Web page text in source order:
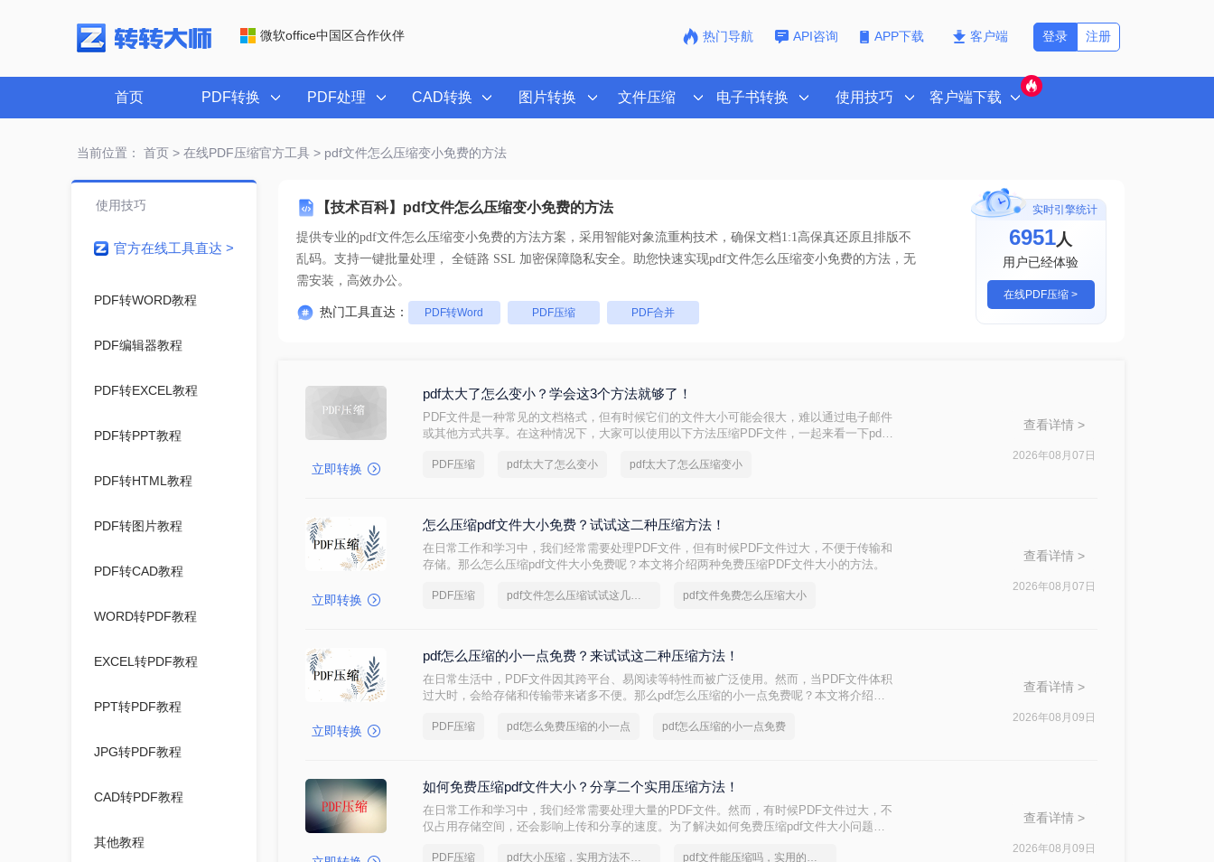
微软office中国区合作伙伴 热门导航 API咨询 APP下载 客户端 注册
登录
首页 PDF转换 PDF处理 CAD转换 图片转换 文件压缩 电子书转换 使用技巧 客户端下载
当前位置： 首页> 在线PDF压缩官方工具> pdf文件怎么压缩变小免费的方法
【技术百科】pdf文件怎么压缩变小免费的方法
提供专业的pdf文件怎么压缩变小免费的方法方案，采用智能对象流重构技术，确保文档1:1高保真还原且排版不
乱码。支持一键批量处理， 全链路 SSL 加密保障隐私安全。助您快速实现pdf文件怎么压缩变小免费的方法，无
需安装，高效办公。
热门工具直达： PDF转Word PDF压缩 PDF合并
实时引擎统计
6951人
用户已经体验
在线PDF压缩 >
使用技巧
官方在线工具直达 >
PDF转WORD教程
PDF编辑器教程
PDF转EXCEL教程
PDF转PPT教程
PDF转HTML教程
PDF转图片教程
PDF转CAD教程
WORD转PDF教程
EXCEL转PDF教程
PPT转PDF教程
JPG转PDF教程
CAD转PDF教程
其他教程
立即转换
pdf太大了怎么变小？学会这3个方法就够了！
PDF文件是一种常见的文档格式，但有时候它们的文件大小可能会很大，难以通过电子邮件
或其他方式共享。在这种情况下，大家可以使用以下方法压缩PDF文件，一起来看一下pdf
PDF压缩 pdf太大了怎么变小 pdf太大了怎么压缩变小
查看详情 >
2026年08月07日
立即转换
怎么压缩pdf文件大小免费？试试这二种压缩方法！
在日常工作和学习中，我们经常需要处理PDF文件，但有时候PDF文件过大，不便于传输和
存储。那么怎么压缩pdf文件大小免费呢？本文将介绍两种免费压缩PDF文件大小的方法。
PDF压缩 pdf文件怎么压缩试试这几个方法 pdf文件免费怎么压缩大小
查看详情 >
2026年08月07日
立即转换
pdf怎么压缩的小一点免费？来试试这二种压缩方法！
在日常生活中，PDF文件因其跨平台、易阅读等特性而被广泛使用。然而，当PDF文件体积
过大时，会给存储和传输带来诸多不便。那么pdf怎么压缩的小一点免费呢？本文将介绍两
PDF压缩 pdf怎么免费压缩的小一点 pdf怎么压缩的小一点免费
查看详情 >
2026年08月09日
如何免费压缩pdf文件大小？分享二个实用压缩方法！
在日常工作和学习中，我们经常需要处理大量的PDF文件。然而，有时候PDF文件过大，不
仅占用存储空间，还会影响上传和分享的速度。为了解决如何免费压缩pdf文件大小问题，
PDF压缩 pdf大小压缩，实用方法不要错过 pdf文件能压缩吗，实用的方法来了
查看详情 >
2026年08月09日